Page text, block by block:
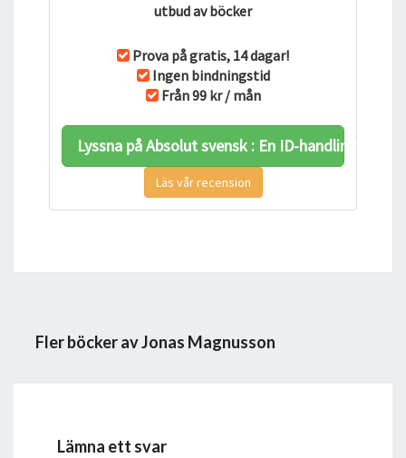
utbud av böcker
Prova på gratis, 14 dagar!
Ingen bindningstid
Från 99 kr / mån
Lyssna på Absolut svensk : En ID-handling hos
Läs vår recension
Fler böcker av Jonas Magnusson
Lämna ett svar